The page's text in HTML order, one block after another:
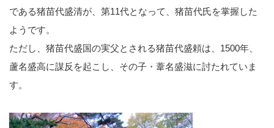
である猪苗代盛清が、第11代となって、猪苗代氏を掌握した
ようです。
ただし、猪苗代盛国の実父とされる猪苗代盛頼は、1500年、
蘆名盛高に謀反を起こし、その子・葦名盛滋に討たれていま
す。